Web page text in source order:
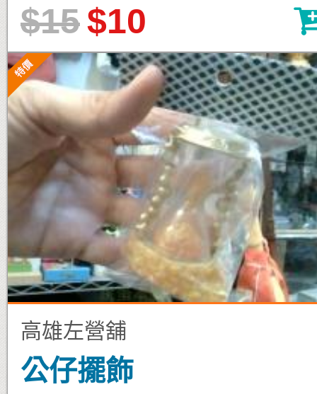
$15$10
高雄左營舖
公仔擺飾